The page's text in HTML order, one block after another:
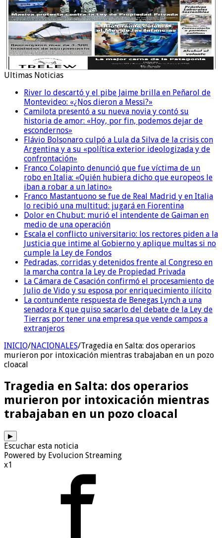
Ultimas Noticias
River lo descartó y el pibe Jaime brilla en Peñarol de
Montevideo: «¿Nos dieron a Messi?»
Camilota presentó a su nueva novia y contó su
historia de amor: «Hoy, por fin, podemos dejar de
escondernos»
Flávio Bolsonaro culpó a Lula da Silva de la crisis con
Argentina y a su «política exterior ideologizada y de
confrontación»
Franco Colapinto denunció que fue víctima de un
robo en Italia: «Quién hubiera dicho que europeos le
iban a robar a un latino»
Franco Mastantuono se fue de Real Madrid y en Italia
lo recibió una multitud: jugará en Fiorentina
Dolor en Chubut: murió el intendente de Gaiman en
medio de una operación
Escala el conflicto universitario: los rectores piden a la
Justicia que intime al Gobierno y aplique multas si no
cumple la Ley de Fondos
Pedradas, corridas y detenidos frente al Congreso en
la marcha contra la Ley de Propiedad Privada
La Cámara de Casación confirmó el procesamiento de
Julio de Vido y su esposa por enriquecimiento ilícito
La contundente respuesta de Benegas Lynch a una
senadora K que quiso sacarlo del debate de la Ley de
Tierras por tener una empresa que vende campos a
extranjeros
INICIO/NACIONALES/Tragedia en Salta: dos operarios
murieron por intoxicación mientras trabajaban en un pozo
cloacal
Tragedia en Salta: dos operarios
murieron por intoxicación mientras
trabajaban en un pozo cloacal
▶
Escuchar esta noticia
Powered by Evolucion Streaming
x1